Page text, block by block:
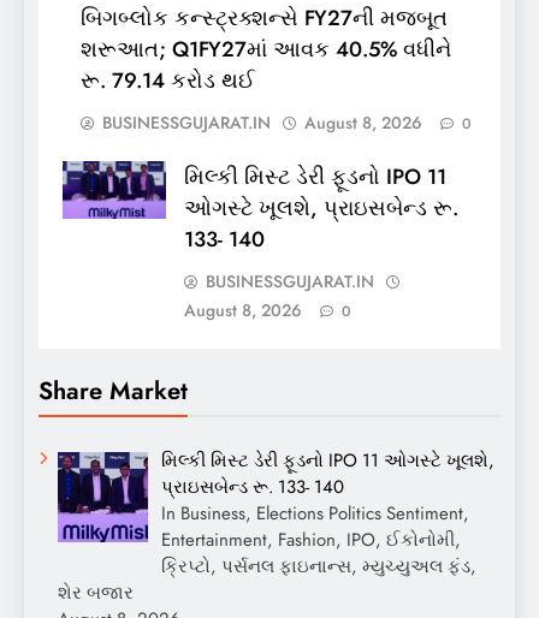
બિગબ્લોક કન્સ્ટ્રક્શન્સે FY27ની મજબૂત
શરૂઆત; Q1FY27માં આવક 40.5% વધીને
રૂ. 79.14 કરોડ થઈ
BUSINESSGUJARAT.IN August 8, 2026 0
મિલ્કી મિસ્ટ ડેરી ફૂડનો IPO 11
ઓગસ્ટે ખૂલશે, પ્રાઇસબેન્ડ રૂ.
133- 140
BUSINESSGUJARAT.IN
August 8, 2026
0
Share Market
મિલ્કી મિસ્ટ ડેરી ફૂડનો IPO 11 ઓગસ્ટે ખૂલશે,
પ્રાઇસબેન્ડ રૂ. 133- 140
In Business, Elections Politics Sentiment,
Entertainment, Fashion, IPO, ઈકોનોમી,
ક્રિપ્ટો, પર્સનલ ફાઇનાન્સ, મ્યુચ્યુઅલ ફંડ,
શેર બજાર